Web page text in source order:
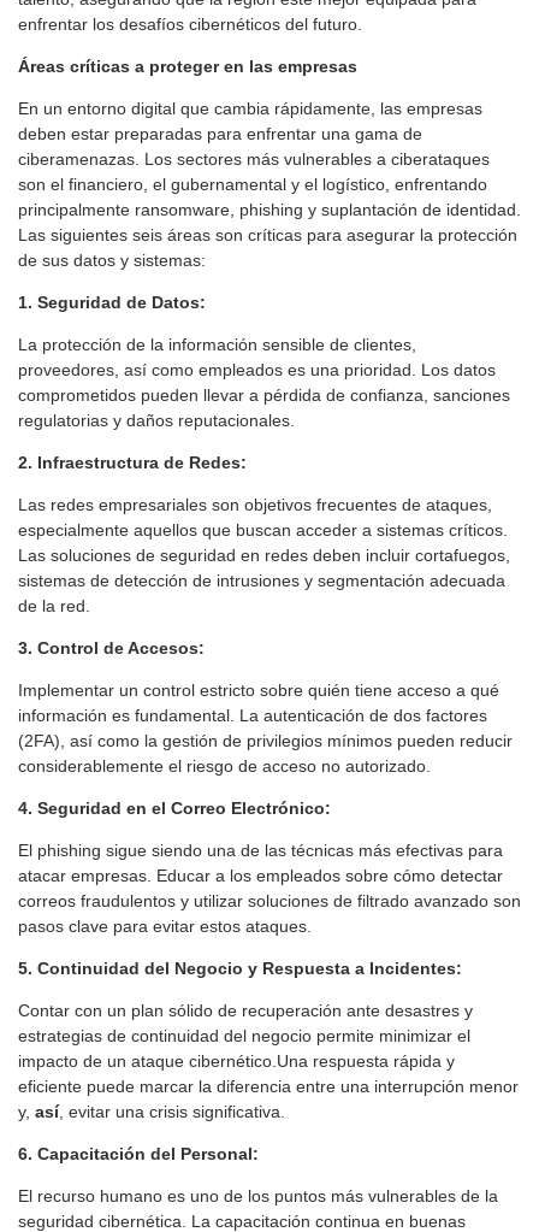
enfrentar los desafíos cibernéticos del futuro.
Áreas críticas a proteger en las empresas
En un entorno digital que cambia rápidamente, las empresas
deben estar preparadas para enfrentar una gama de
ciberamenazas. Los sectores más vulnerables a ciberataques
son el financiero, el gubernamental y el logístico, enfrentando
principalmente ransomware, phishing y suplantación de identidad.
Las siguientes seis áreas son críticas para asegurar la protección
de sus datos y sistemas:
1. Seguridad de Datos:
La protección de la información sensible de clientes,
proveedores, así como empleados es una prioridad. Los datos
comprometidos pueden llevar a pérdida de confianza, sanciones
regulatorias y daños reputacionales.
2. Infraestructura de Redes:
Las redes empresariales son objetivos frecuentes de ataques,
especialmente aquellos que buscan acceder a sistemas críticos.
Las soluciones de seguridad en redes deben incluir cortafuegos,
sistemas de detección de intrusiones y segmentación adecuada
de la red.
3. Control de Accesos:
Implementar un control estricto sobre quién tiene acceso a qué
información es fundamental. La autenticación de dos factores
(2FA), así como la gestión de privilegios mínimos pueden reducir
considerablemente el riesgo de acceso no autorizado.
4. Seguridad en el Correo Electrónico:
El phishing sigue siendo una de las técnicas más efectivas para
atacar empresas. Educar a los empleados sobre cómo detectar
correos fraudulentos y utilizar soluciones de filtrado avanzado son
pasos clave para evitar estos ataques.
5. Continuidad del Negocio y Respuesta a Incidentes:
Contar con un plan sólido de recuperación ante desastres y
estrategias de continuidad del negocio permite minimizar el
impacto de un ataque cibernético.Una respuesta rápida y
eficiente puede marcar la diferencia entre una interrupción menor
y, así, evitar una crisis significativa.
6. Capacitación del Personal:
El recurso humano es uno de los puntos más vulnerables de la
seguridad cibernética. La capacitación continua en buenas